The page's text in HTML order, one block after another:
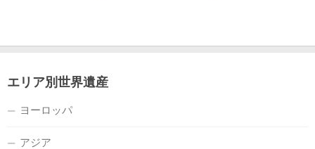
エリア別世界遺産
ヨーロッパ
アジア